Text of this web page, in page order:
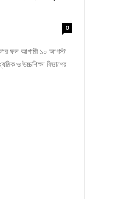
0
ফল আগামী ১০ আগস্ট
ও উচ্চশিক্ষা বিভাগের